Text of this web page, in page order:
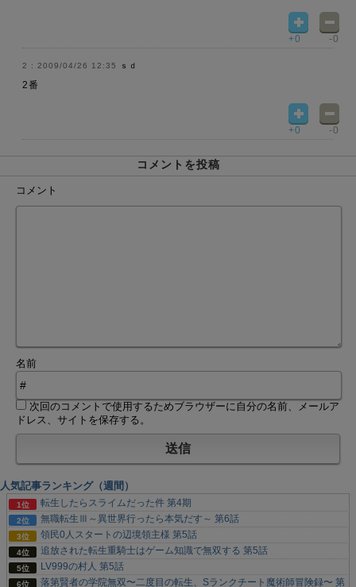
+0 -0
2009/04/26 12:35 ｓｄ
2番
+0 -0
コメントを投稿
コメント
名前
次回のコメントで使用するためブラウザーに自分の名前、メールア
ドレス、サイトを保存する。
人気記事ランキング（週間）
転生したらスライムだった件 第4期
無職転生Ⅲ～異世界行ったら本気だす～ 第6話
領民0人スタートの辺境領主様 第5話
追放された転生重騎士はゲーム知識で無双する 第5話
LV999の村人 第5話
落第賢者の学院無双〜二度目の転生、Sランクチート魔術師冒険録〜 第